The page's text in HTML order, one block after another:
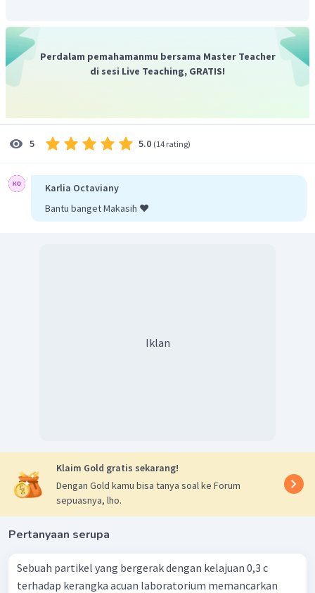
v21= kecepatan benda 2 terhadap benda 1
Pada soal diketahui,
Jadi, laju O relatif terhadap penglihatan dari pesawat B
adalah 0,99c.
Perdalam pemahamanmu bersama Master Teacher
di sesi Live Teaching, GRATIS!
5 5.0 (14 rating)
Karlia Octaviany
Bantu banget Makasih ❤️
Iklan
Klaim Gold gratis sekarang!
Dengan Gold kamu bisa tanya soal ke Forum
sepuasnya, lho.
Pertanyaan serupa
Sebuah partikel yang bergerak dengan kelajuan 0,3 c
terhadap kerangka acuan laboratorium memancarkan